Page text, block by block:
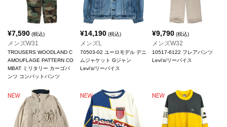
¥7,590 (税込)
メンズW31
TROUSERS WOODLAND C
AMOUFLAGE PATTERN CO
MBAT ミリタリー カーゴパ
ンツ コンバットパンツ
¥14,190(税込)
メンズL
70503-02 ユーロモデル デニ
ムジャケット Gジャン
Levi's/リーバイス
¥9,790 (税込)
メンズW32
10517-6122 フレアパンツ
Levi's/リーバイス